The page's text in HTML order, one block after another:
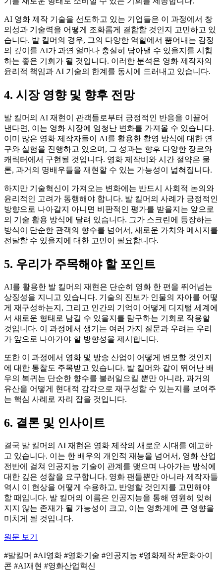
AI 영화 제작 기술을 선도하고 있는 기업들은 이 과정에서 창
의성과 기술력을 어떻게 조화롭게 결합할 것인지 고민하고 있
습니다. 발 킬머의 경우, 그의 다양한 역할에서 뿜어내는 감정
의 깊이를 AI가 과연 얼마나 충실히 담아낼 수 있을지를 시험
하는 좋은 기회가 될 것입니다. 이러한 분석은 영화 제작자의
윤리적 책임과 AI 기술의 한계를 동시에 드러내고 있습니다.
4. 시장 영향 및 향후 전망
발 킬머의 AI 재현이 관객들로부터 긍정적인 반응을 이끌어
낸다면, 이는 영화 시장에 엄청난 변화를 가져올 수 있습니다.
이미 많은 영화 제작자들이 AI를 활용한 촬영 방식에 대한 연
구와 실험을 진행하고 있으며, 그 성과는 향후 다양한 장르와
캐릭터에서 구현될 것입니다. 영화 제작비와 시간 절약은 물
론, 과거의 명배우들을 재현할 수 있는 가능성이 넓혀집니다.
하지만 기술혁신이 가져오는 변화에는 반드시 사회적 논의와
윤리적인 고려가 동행해야 합니다. 발 킬머의 사례가 긍정적인
방향으로 나아갈지 아니면 비판적인 평가를 받을지는 앞으로
의 기술 활용 방식에 달려 있습니다. 그가 스크린에 등장하는
방식이 단순한 관객의 향수를 넘어서, 새로운 가치와 메시지를
전달할 수 있을지에 대한 고민이 필요합니다.
5. 우리가 주목해야 할 포인트
AI를 활용한 발 킬머의 재현은 단순히 영화 한 편을 뛰어넘는
상징성을 지니고 있습니다. 기술의 진보가 인물의 자아를 어떻
게 재구성하는지, 그리고 인간의 기억이 어떻게 디지털 세계에
서 새로운 형태로 남길 수 있을지를 탐구하는 기회로 작용할
것입니다. 이 과정에서 생기는 여러 가지 질문과 우려는 우리
가 앞으로 나아가야 할 방향성을 제시합니다.
또한 이 과정에서 영화 및 방송 산업이 어떻게 변모할 것인지
에 대한 통찰도 주목받고 있습니다. 발 킬머와 같이 뛰어난 배
우의 복귀는 단순한 향수를 불러일으킬 뿐만 아니라, 과거의
유산을 어떻게 현대적 감각으로 재구성할 수 있는지를 보여주
는 핵심 사례로 자리 잡을 것입니다.
6. 결론 및 인사이트
결국 발 킬머의 AI 재현은 영화 제작의 새로운 시대를 예고하
고 있습니다. 이는 한 배우의 개인적 재능을 넘어서, 영화 산업
전반에 걸쳐 인공지능 기술이 관계를 맺으며 나아가는 방식에
대한 깊은 성찰을 요구합니다. 영화 팬들뿐만 아니라 제작자들
역시 이 현상을 어떻게 수용하고, 반영할 것인지를 고민해야
할 때입니다. 발 킬머의 이름은 인공지능을 통해 영원히 잊혀
지지 않는 존재가 될 가능성이 크고, 이는 영화계에 큰 영향을
미치게 될 것입니다.
원문 보기
#발킬머 #AI영화 #영화기술 #인공지능 #영화제작 #문화아이
콘 #AI재현 #영화산업혁신